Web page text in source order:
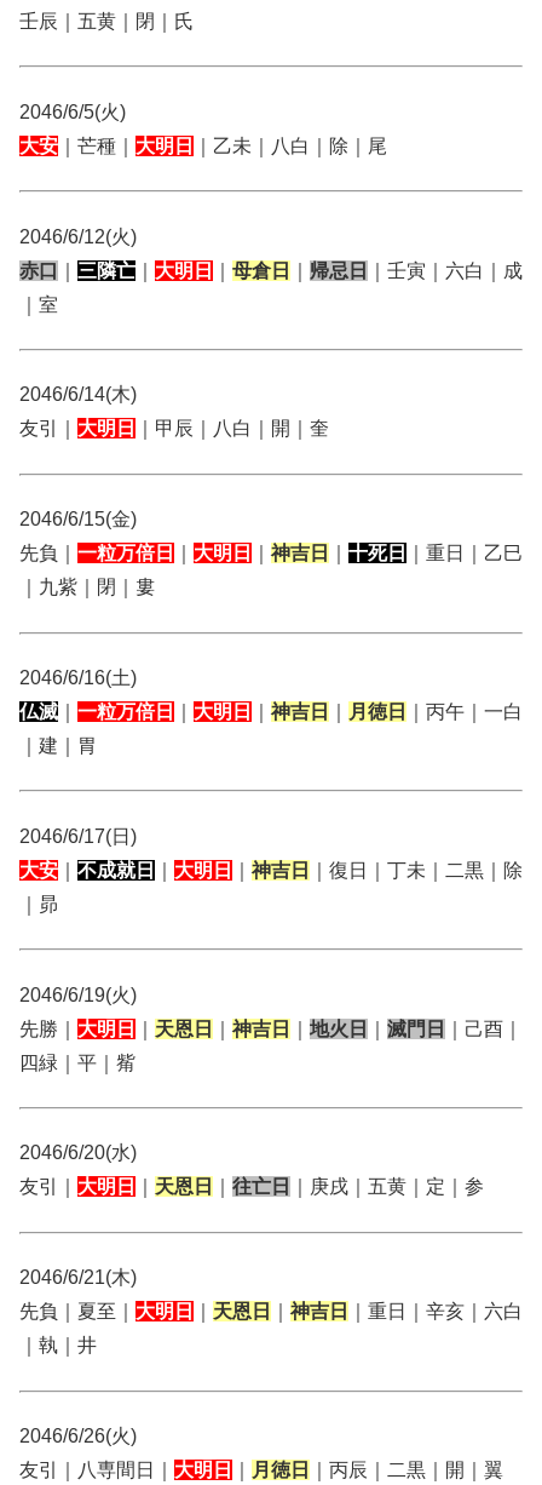
壬辰｜五黄｜閉｜氏
2046/6/5(火)
大安 ｜芒種｜ 大明日 ｜乙未｜八白｜除｜尾
2046/6/12(火)
赤口
三隣亡 大明日 母倉日 帰忌日
｜壬寅｜六白｜成
｜室
2046/6/14(木)
友引｜ 大明日 ｜甲辰｜八白｜開｜奎
2046/6/15(金)
先負｜ 一粒万倍日 大明日 神吉日 十死日
｜重日｜乙巳
｜九紫｜閉｜婁
2046/6/16(土)
仏滅
一粒万倍日 大明日 神吉日 月徳日
｜丙午｜一白
｜建｜胃
2046/6/17(日)
大安
不成就日 大明日 神吉日
｜復日｜丁未｜二黒｜除
｜昴
2046/6/19(火)
先勝｜ 大明日 天恩日 神吉日 地火日 滅門日
｜己酉｜
四緑｜平｜觜
2046/6/20(水)
友引｜ 大明日 天恩日 往亡日 ｜庚戌｜五黄｜定｜参
2046/6/21(木)
先負｜夏至｜ 大明日 天恩日 神吉日
｜重日｜辛亥｜六白
｜執｜井
2046/6/26(火)
友引｜八専間日｜ 大明日 月徳日 ｜丙辰｜二黒｜開｜翼